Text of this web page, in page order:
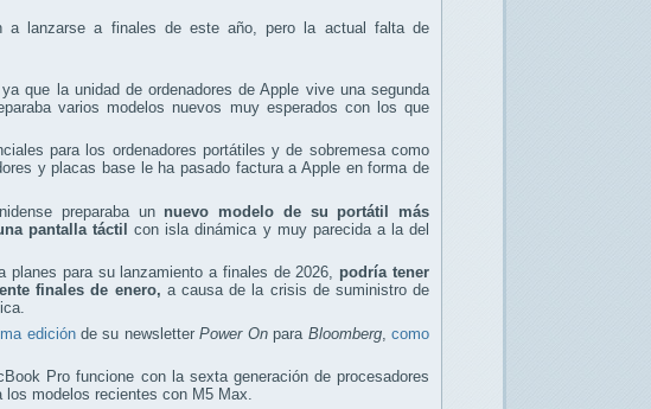
lanzarse a finales de este año, pero la actual falta de
, ya que la unidad de ordenadores de Apple vive una segunda
varios modelos nuevos muy esperados con los que
para los ordenadores portátiles y de sobremesa como
y placas base le ha pasado factura a Apple en forma de
preparaba un nuevo modelo de su portátil más
pantalla táctil
con isla dinámica y muy parecida a la del
para su lanzamiento a finales de 2026, podría tener
finales de enero, a causa de la crisis de suministro de
ediciónde su newsletterPower Onpara Bloomberg,como
Pro funcione con la sexta generación de procesadores
modelos recientes con M5 Max.